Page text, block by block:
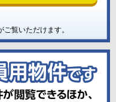
ご覧いただけます。